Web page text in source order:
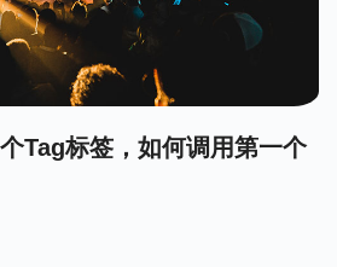
tag标签，如何调用第一个